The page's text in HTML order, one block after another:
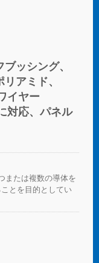
ッシング、
アミド、
イヤー
対応、パネル
または複数の導体を
とを目的としてい